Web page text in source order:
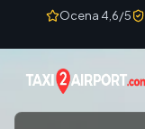
Skip to content
Ocena 4,6/5